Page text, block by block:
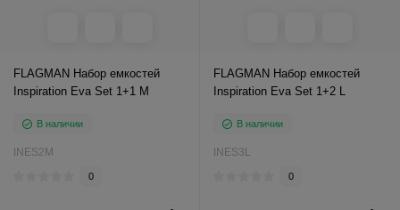
FLAGMAN Набор емкостей
Inspiration Eva Set 1+1 M
В наличии
INES2M
0
FLAGMAN Набор емкостей
Inspiration Eva Set 1+2 L
В наличии
INES3L
0